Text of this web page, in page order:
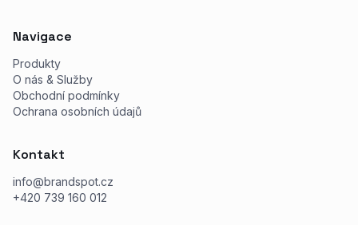
Navigace
Produkty
O nás & Služby
Obchodní podmínky
Ochrana osobních údajů
Kontakt
info@brandspot.cz
+420 739 160 012